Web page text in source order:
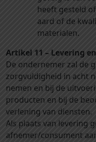
heeft gesteld
aard of de
materialen.
Artikel 11 – Levering
De ondernemer zal de
zorgvuldigheid in acht
nemen en bij de
producten en bij de
verlening van diensten.
Als plaats van levering
afnemer/consument